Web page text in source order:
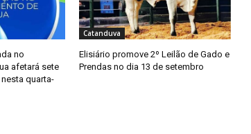
no
afetará sete
quarta-
Catanduva
Elisiário promove 2º Leilão de Gado e
Prendas no dia 13 de setembro